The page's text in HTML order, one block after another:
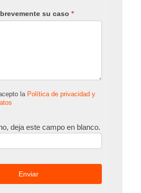
su caso*
la Política de privacidad y
deja este campo en blanco.